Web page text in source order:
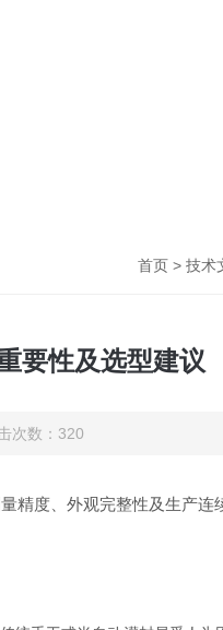
首页 > 技术
要性及选型建议
次数：320
度、外观完整性及生产连